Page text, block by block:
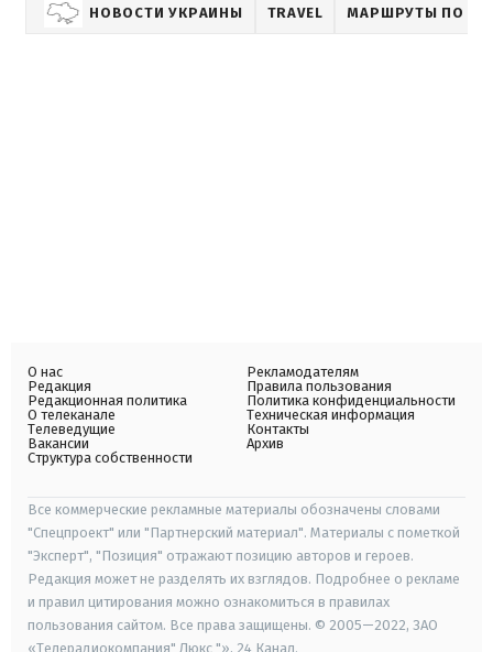
НОВОСТИ УКРАИНЫ TRAVEL МАРШРУТЫ ПО
О нас
Редакция
Редакционная политика
О телеканале
Телеведущие
Вакансии
Структура собственности
Рекламодателям
Правила пользования
Политика конфиденциальности
Техническая информация
Контакты
Архив
Все коммерческие рекламные материалы обозначены словами
"Спецпроект" или "Партнерский материал". Материалы с пометкой
"Эксперт", "Позиция" отражают позицию авторов и героев.
Редакция может не разделять их взглядов. Подробнее о рекламе
и правил цитирования можно ознакомиться в правилах
пользования сайтом. Все права защищены. © 2005—2022, ЗАО
«Телерадиокомпания" Люкс "», 24 Канал.